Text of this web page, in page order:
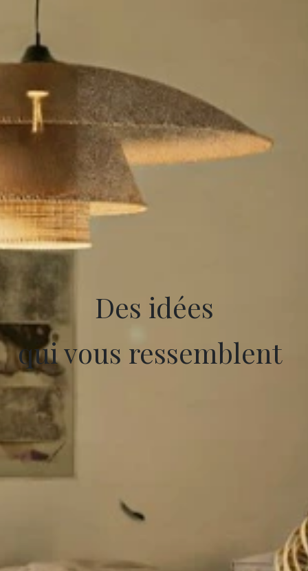
Des idées
qui vous ressemblent